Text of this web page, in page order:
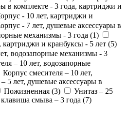
в комплекте - 3 года, картриджи и
- 10 лет, картриджи и
- 7 лет, душевые аксессуары в
механизмы - 3 года (1)
картриджи и кранбуксы - 5 лет (5)
водозапорные механизмы - 3
– 10 лет, водозапорные
Корпус смесителя – 10 лет,
5 лет, душевые аксессуары в
Пожизненная (3)
Унитаз – 25
клавиша смыва – 3 года (7)